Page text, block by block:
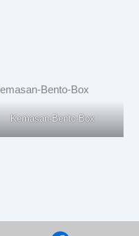
Kemasan-Bento-Box